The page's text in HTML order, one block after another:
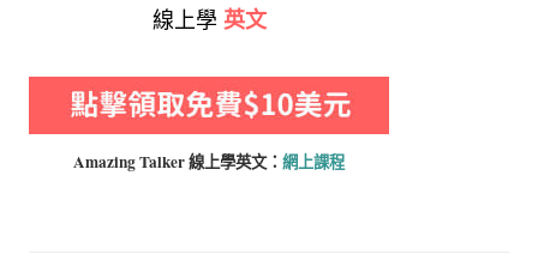
線上學 英文
Amazing Talker 線上學英文： 網上課程